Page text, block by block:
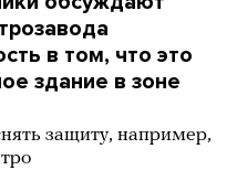
в том, что это
здание в зоне
защиту, например,